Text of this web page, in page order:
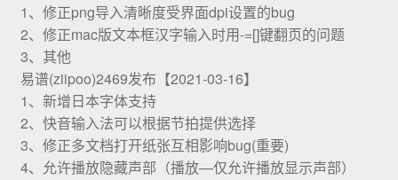
1、修正png导入清晰度受界面dpi设置的bug
2、修正mac版文本框汉字输入时用-=[]键翻页的问题
3、其他
易谱(ziipoo)2469发布【2021-03-16】
1、新增日本字体支持
2、快音输入法可以根据节拍提供选择
3、修正多文档打开纸张互相影响bug(重要)
4、允许播放隐藏声部（播放—仅允许播放显示声部）